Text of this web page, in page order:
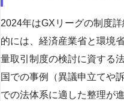
2024年はGXリーグの制度
的には、経済産業省と環境
量取引制度の検討に資する
国での事例（異議申立てや
での法体系に適した整理が